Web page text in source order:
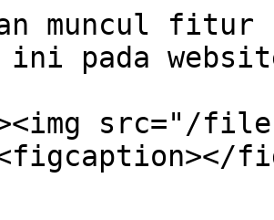
muncul
pada
src="/files/